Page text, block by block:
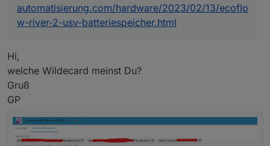
automatisierung.com/hardware/2023/02/13/ecoflo
w-river-2-usv-batteriespeicher.html
Hi,
welche Wildecard meinst Du?
Gruß
GP